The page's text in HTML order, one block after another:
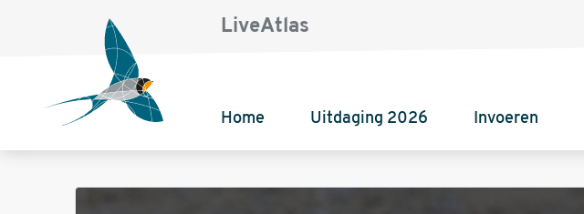
LiveAtlas
Home Uitdaging 2026 Invoeren